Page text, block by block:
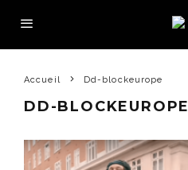
Accueil Dd-blockeurope
DD-BLOCKEUROPE